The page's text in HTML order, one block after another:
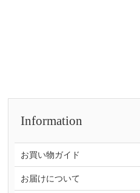
Information
お買い物ガイド
お届けについて